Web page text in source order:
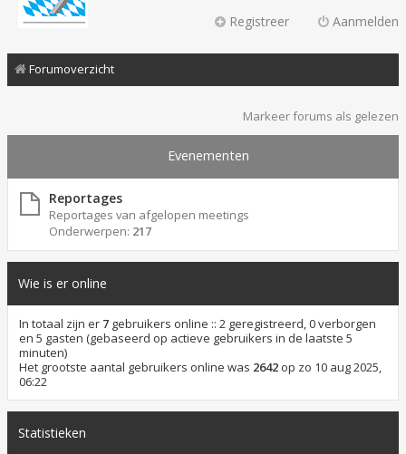
Aanmelden
Registreer
Forumoverzicht
Markeer forums als gelezen
Evenementen
Reportages
Reportages van afgelopen meetings
Onderwerpen: 217
Wie is er online
In totaal zijn er 7 gebruikers online :: 2 geregistreerd, 0 verborgen
en 5 gasten (gebaseerd op actieve gebruikers in de laatste 5
minuten)
Het grootste aantal gebruikers online was 2642 op zo 10 aug 2025,
06:22
Statistieken